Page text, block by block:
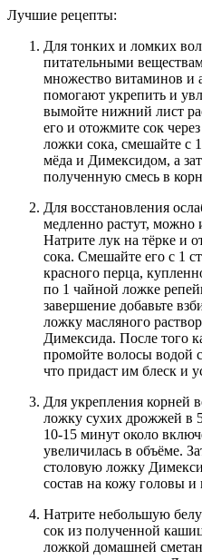
Лучшие рецепты:
Для тонких и ломких
питательными
множество витаминов и
помогают укрепить и
вымойте нижний лист
его и отожмите сок
ложки сока, смешайте с
мёда и Димексидом, а
полученную смесь в
Для восстановления
медленно растут, можно
Натрите лук на тёрке и
сока. Смешайте его с 1
красного перца,
по 1 чайной ложке
завершение добавьте
ложку масляного
Димексида. После того
промойте волосы водой
что придаст им блеск и
Для укрепления корней
ложку сухих дрожжей в
10-15 минут около
увеличилась в объёме.
столовую ложку
состав на кожу головы и
Натрите небольшую
сок из полученной
ложкой домашней